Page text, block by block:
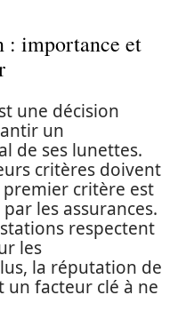
: importance et
une décision
un
de ses lunettes.
critères doivent
critère est
les assurances.
respectent
les
la réputation de
un facteur clé à ne